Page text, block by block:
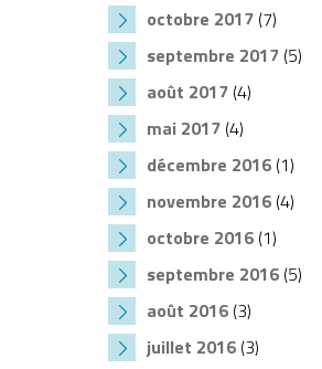
octobre 2017(7)
septembre 2017(5)
août 2017(4)
mai 2017(4)
décembre 2016(1)
novembre 2016(4)
octobre 2016(1)
septembre 2016(5)
août 2016(3)
juillet 2016(3)